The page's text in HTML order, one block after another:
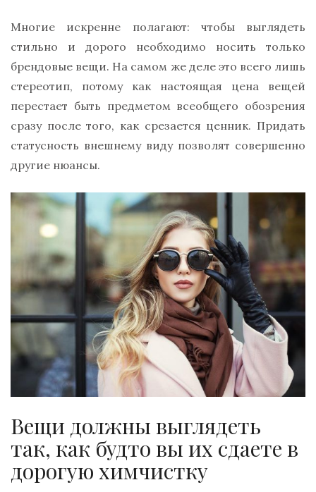
Многие искренне полагают: чтобы выглядеть
стильно и дорого необходимо носить только
брендовые вещи. На самом же деле это всего лишь
стереотип, потому как настоящая цена вещей
перестает быть предметом всеобщего обозрения
сразу после того, как срезается ценник. Придать
статусность внешнему виду позволят совершенно
другие нюансы.
Вещи должны выглядеть
так, как будто вы их сдаете в
дорогую химчистку